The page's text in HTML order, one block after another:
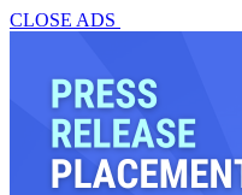
CLOSE ADS